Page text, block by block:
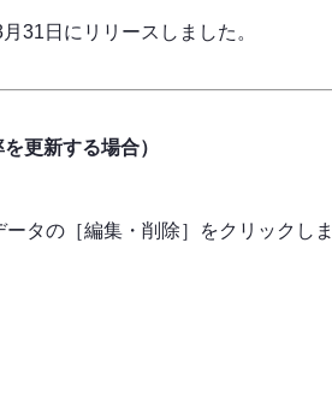
31日にリリースしました。
更新する場合）
タの［編集・削除］をクリックしま